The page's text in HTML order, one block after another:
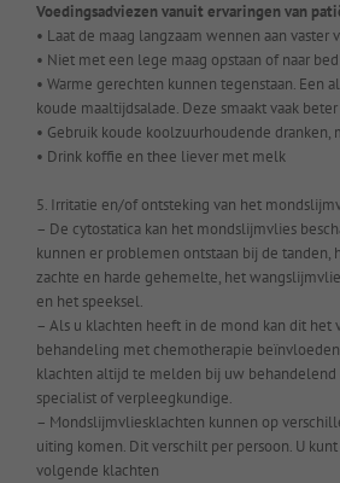
Voedingsadviezen vanuit ervaringen van
• Laat de maag langzaam wennen aan vaster
• Niet met een lege maag opstaan of naar
• Warme gerechten kunnen tegenstaan. Een
koude maaltijdsalade. Deze smaakt vaak
• Gebruik koude koolzuurhoudende dranken,
• Drink koffie en thee liever met melk
5. Irritatie en/of ontsteking van het
– De cytostatica kan het mondslijmvlies
kunnen er problemen ontstaan bij de tanden,
zachte en harde gehemelte, het
en het speeksel.
– Als u klachten heeft in de mond kan dit het
behandeling met chemotherapie
klachten altijd te melden bij uw behandelend
specialist of verpleegkundige.
– Mondslijmvliesklachten kunnen op
uiting komen. Dit verschilt per persoon. U
volgende klachten